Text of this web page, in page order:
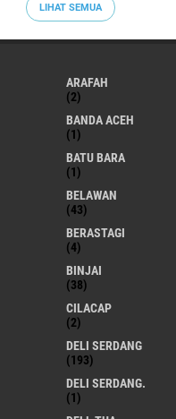
LIHAT SEMUA
ARAFAH
(2)
BANDA ACEH
(1)
BATU BARA
(1)
BELAWAN
(43)
BERASTAGI
(4)
BINJAI
(38)
CILACAP
(2)
DELI SERDANG
(193)
DELI SERDANG.
(1)